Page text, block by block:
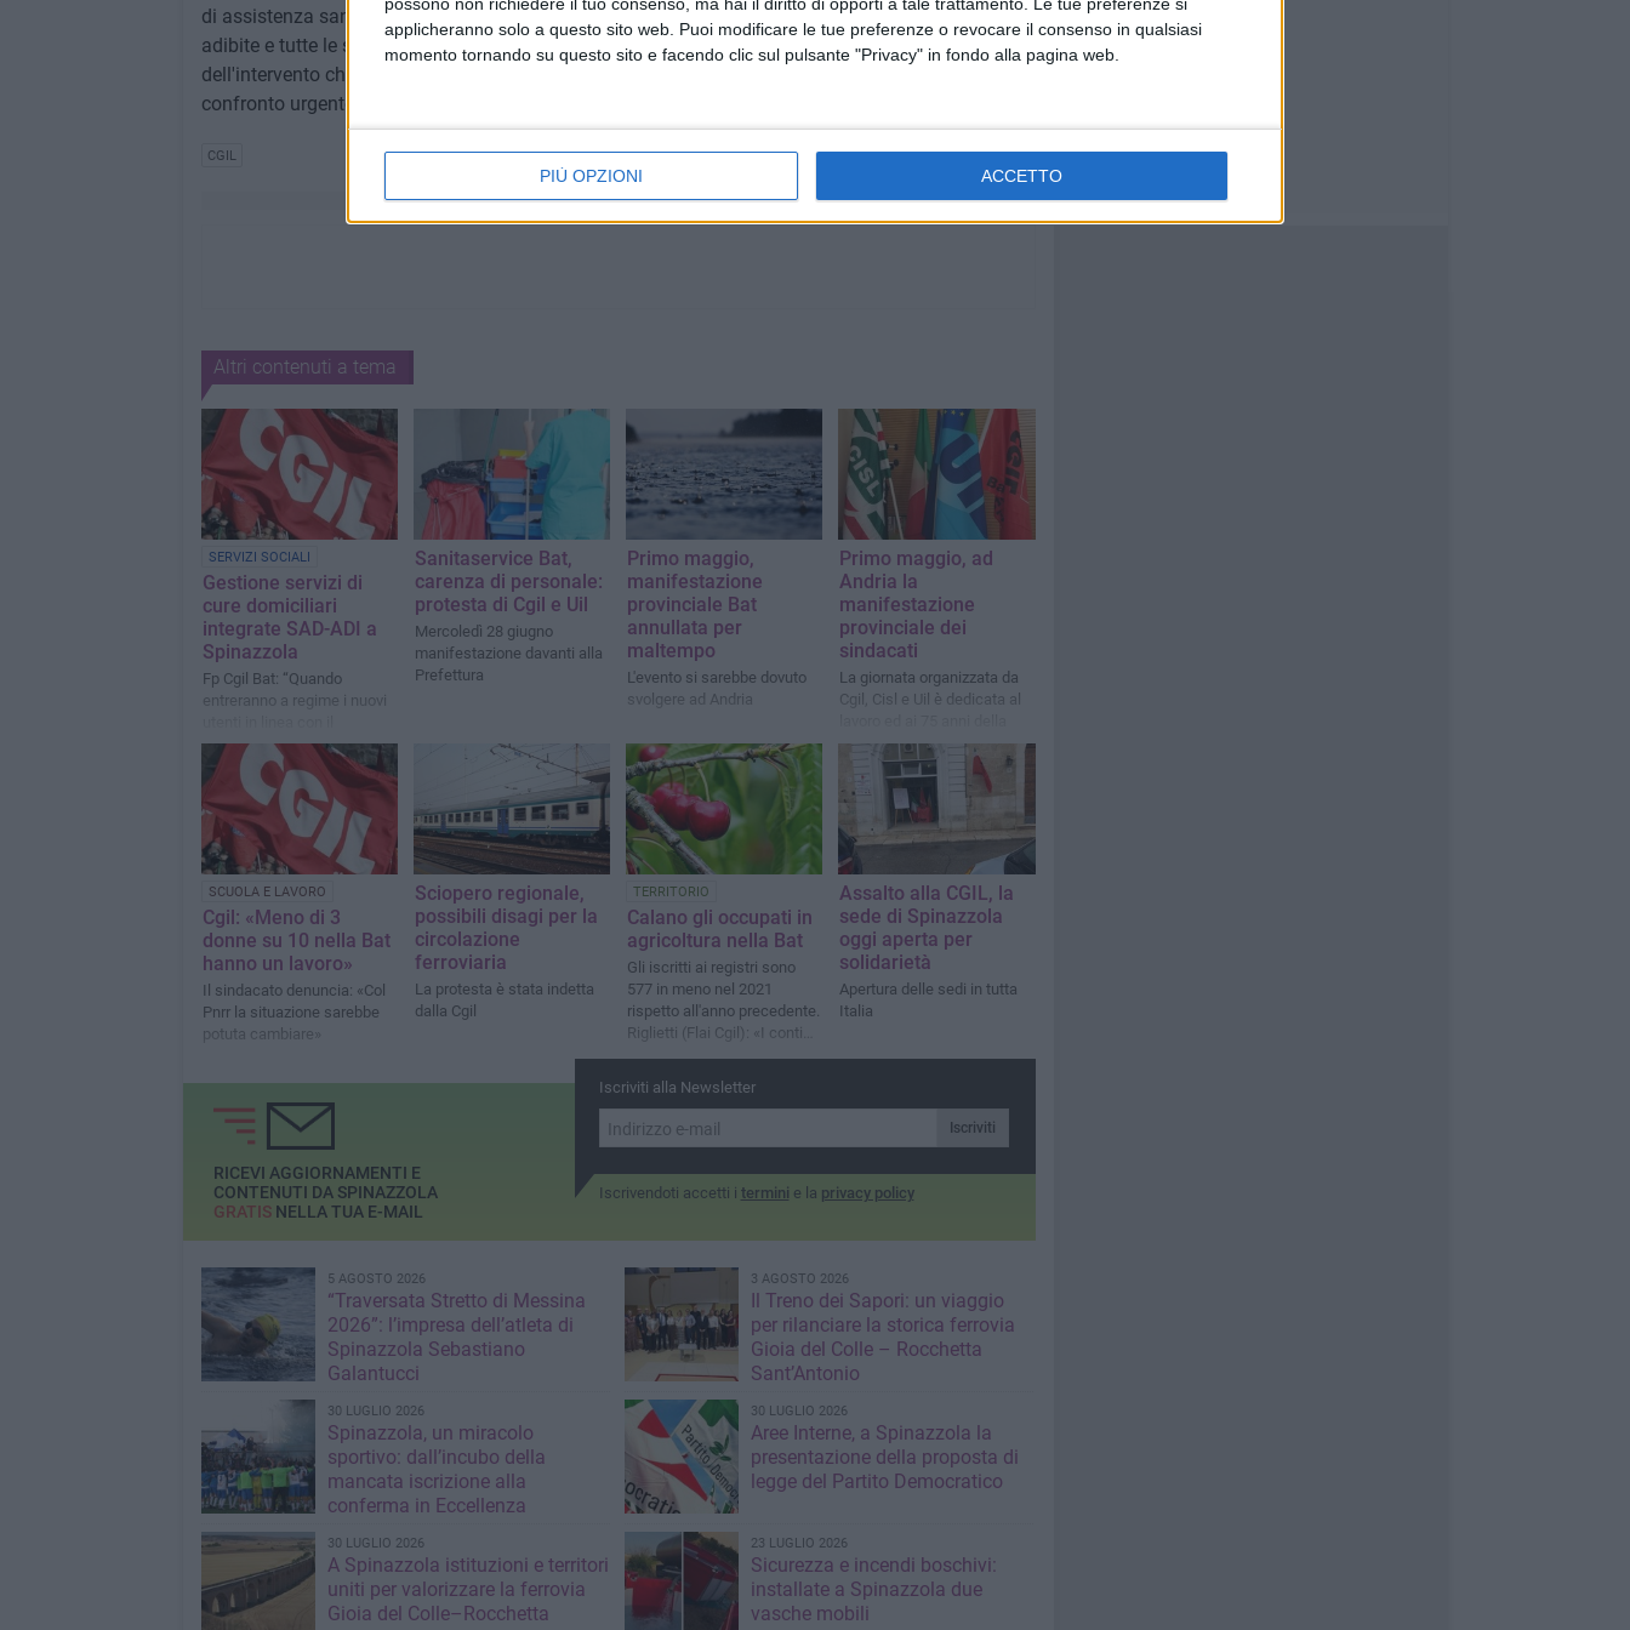
applicheranno solo a questo sito web. Puoi modificare le tue preferenze o revocare il consenso in qualsiasi
momento tornando su questo sito e facendo clic sul pulsante "Privacy" in fondo alla pagina web.
PIÙ OPZIONI ACCETTO
di assistenza sanitaria. Vanno rispettati i contratti collettivi di settore, le figure professionali
adibite e tutte le specifiche connesse alla particolarità del servizio. Anche a garanzia della qualità
dell'intervento che andrà assicurato ai pazienti. Motivo per cui sollecitiamo la Regione Puglia a un
confronto urgente, conclude il segretario generale della Cgil Puglia.
CGIL
Altri contenuti a tema
SERVIZI SOCIALI
Gestione servizi di
cure domiciliari
integrate SAD-ADI a
Spinazzola
Fp Cgil Bat: “Quando
entreranno a regime i nuovi
capitolato di appalto già
affidato alla società
cooperativa KCS?”
Sanitaservice Bat,
carenza di personale:
protesta di Cgil e Uil
Mercoledì 28 giugno
manifestazione davanti alla
Prefettura
Primo maggio,
manifestazione
provinciale Bat
annullata per
maltempo
L'evento si sarebbe dovuto
svolgere ad Andria
Primo maggio, ad
Andria la
manifestazione
provinciale dei
sindacati
La giornata organizzata da
Cgil, Cisl e Uil è dedicata al
Costituzione
SCUOLA E LAVORO
Cgil: «Meno di 3
donne su 10 nella Bat
hanno un lavoro»
Il sindacato denuncia: «Col
Pnrr la situazione sarebbe
potuta cambiare»
Sciopero regionale,
possibili disagi per la
circolazione
ferroviaria
La protesta è stata indetta
dalla Cgil
TERRITORIO
Calano gli occupati in
agricoltura nella Bat
Gli iscritti ai registri sono
577 in meno nel 2021
rispetto all'anno precedente.
Riglietti (Flai Cgil): «I conti
non tornano»
Assalto alla CGIL, la
sede di Spinazzola
oggi aperta per
solidarietà
Apertura delle sedi in tutta
Italia
Iscriviti alla Newsletter
Iscriviti
Iscrivendoti accetti i termini e la privacy policy
RICEVI AGGIORNAMENTI E
CONTENUTI DA SPINAZZOLA
GRATISNELLA TUA E-MAIL
5 AGOSTO 2026
“Traversata Stretto di Messina
2026”: l’impresa dell’atleta di
Spinazzola Sebastiano
Galantucci
3 AGOSTO 2026
Il Treno dei Sapori: un viaggio
per rilanciare la storica ferrovia
Gioia del Colle – Rocchetta
Sant’Antonio
30 LUGLIO 2026
Spinazzola, un miracolo
sportivo: dall’incubo della
mancata iscrizione alla
conferma in Eccellenza
30 LUGLIO 2026
Aree Interne, a Spinazzola la
presentazione della proposta di
legge del Partito Democratico
30 LUGLIO 2026
A Spinazzola istituzioni e territori
uniti per valorizzare la ferrovia
Gioia del Colle–Rocchetta
23 LUGLIO 2026
Sicurezza e incendi boschivi:
installate a Spinazzola due
vasche mobili